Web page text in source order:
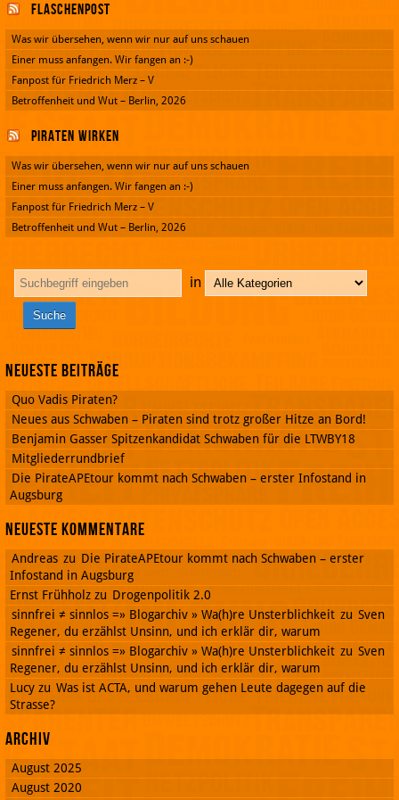
Flaschenpost
Was wir übersehen, wenn wir nur auf uns schauen
Einer muss anfangen. Wir fangen an :-)
Fanpost für Friedrich Merz – V
Betroffenheit und Wut – Berlin, 2026
Piraten wirken
Was wir übersehen, wenn wir nur auf uns schauen
Einer muss anfangen. Wir fangen an :-)
Fanpost für Friedrich Merz – V
Betroffenheit und Wut – Berlin, 2026
in
Neueste Beiträge
Quo Vadis Piraten?
Neues aus Schwaben – Piraten sind trotz großer Hitze an Bord!
Benjamin Gasser Spitzenkandidat Schwaben für die LTWBY18
Mitgliederrundbrief
Die PirateAPEtour kommt nach Schwaben – erster Infostand in
Augsburg
Neueste Kommentare
Andreas zu Die PirateAPEtour kommt nach Schwaben – erster
Infostand in Augsburg
Ernst Frühholz zu Drogenpolitik 2.0
sinnfrei ≠ sinnlos =» Blogarchiv » Wa(h)re Unsterblichkeit zu Sven
Regener, du erzählst Unsinn, und ich erklär dir, warum
sinnfrei ≠ sinnlos =» Blogarchiv » Wa(h)re Unsterblichkeit zu Sven
Regener, du erzählst Unsinn, und ich erklär dir, warum
Lucy zu Was ist ACTA, und warum gehen Leute dagegen auf die
Strasse?
Archiv
August 2025
August 2020